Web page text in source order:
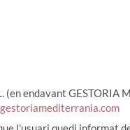
endavant GESTORIA